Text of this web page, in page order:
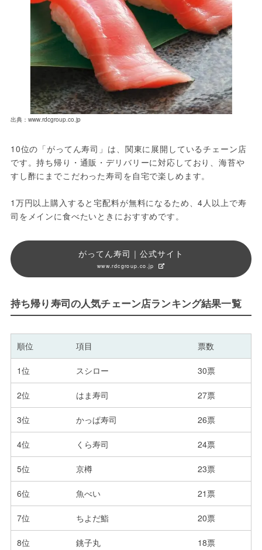
出典：www.rdcgroup.co.jp
10位の「がってん寿司」は、関東に展開しているチェーン店
です。持ち帰り・通販・デリバリーに対応しており、海苔や
すし酢にまでこだわった寿司を自宅で楽しめます。
1万円以上購入すると宅配料が無料になるため、4人以上で寿
司をメインに食べたいときにおすすめです。
がってん寿司｜公式サイト
www.rdcgroup.co.jp
持ち帰り寿司の人気チェーン店ランキング結果一覧
順位 項目 票数
1位 スシロー 30票
2位 はま寿司 27票
3位 かっぱ寿司 26票
4位 くら寿司 24票
5位 京樽 23票
6位 魚べい 21票
7位 ちよだ鮨 20票
8位 銚子丸 18票